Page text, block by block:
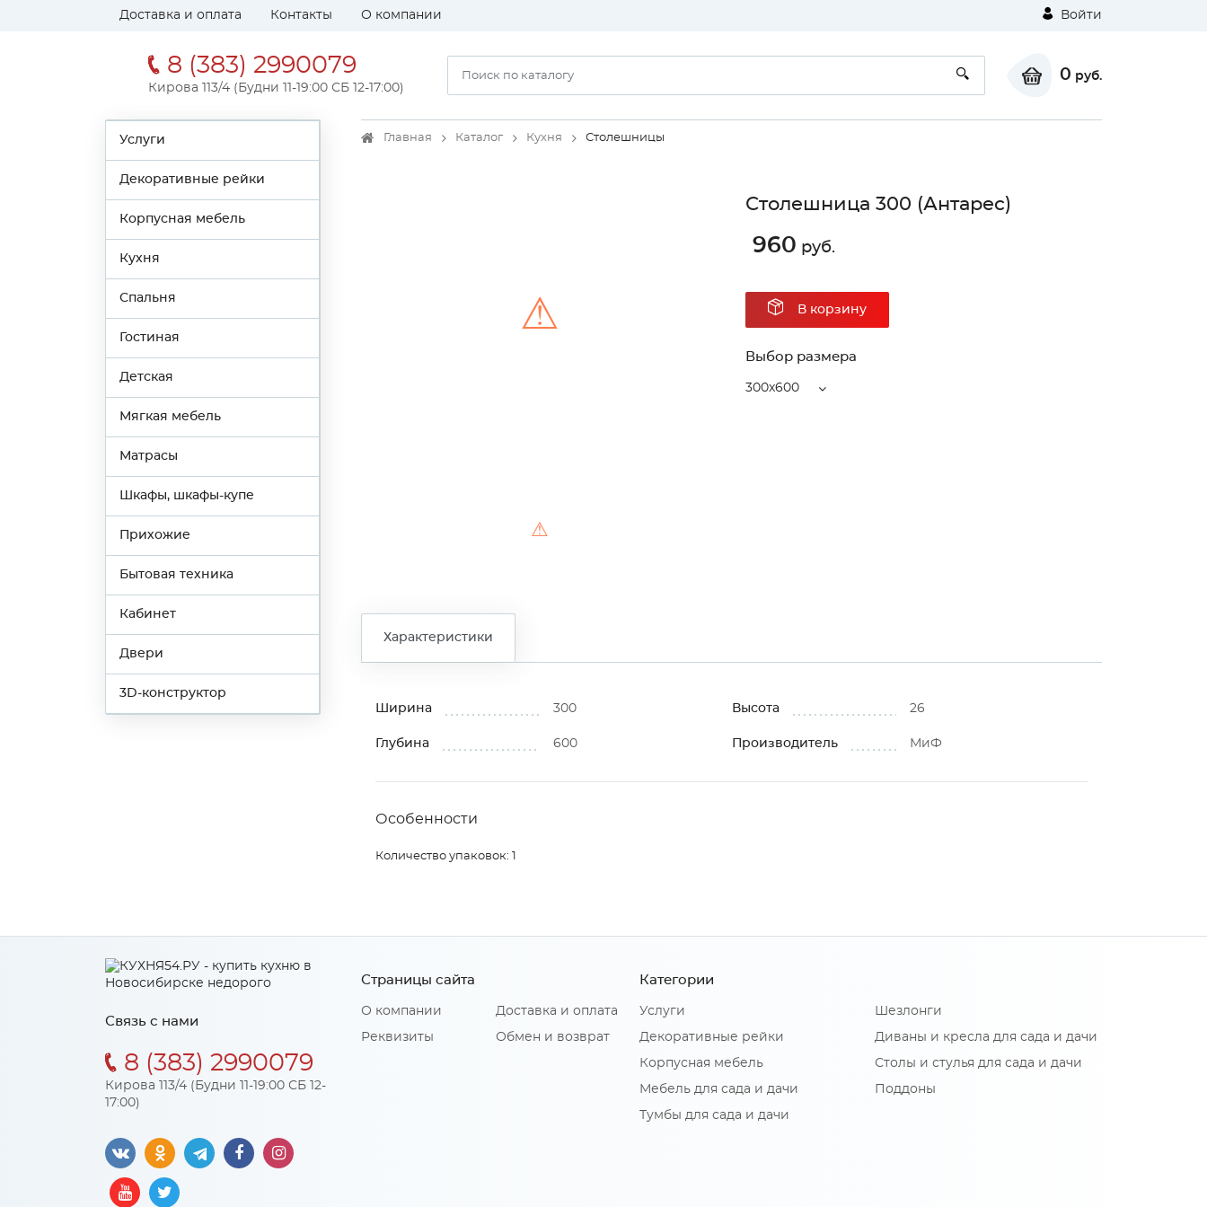
Доставка и оплата Контакты О компании Войти
8 (383) 2990079
Кирова 113/4 (Будни 11-19:00 СБ 12-17:00)
0 руб.
Услуги
Декоративные рейки
Корпусная мебель
Кухня
Спальня
Гостиная
Детская
Мягкая мебель
Матрасы
Шкафы, шкафы-купе
Прихожие
Бытовая техника
Кабинет
Двери
3D-конструктор
Главная Каталог Кухня Столешницы
⚠
⚠
Столешница 300 (Антарес)
960 руб.
В корзину
Выбор размера
300x600
Характеристики
Ширина 300 Высота 26
Глубина 600 Производитель МиФ
Особенности
Количество упаковок: 1
Связь с нами
8 (383) 2990079
Кирова 113/4 (Будни 11-19:00 СБ 12-
17:00)
Страницы сайта
О компании
Реквизиты
Доставка и оплата
Обмен и возврат
Категории
Услуги
Декоративные рейки
Корпусная мебель
Мебель для сада и дачи
Тумбы для сада и дачи
Шезлонги
Диваны и кресла для сада и дачи
Столы и стулья для сада и дачи
Поддоны